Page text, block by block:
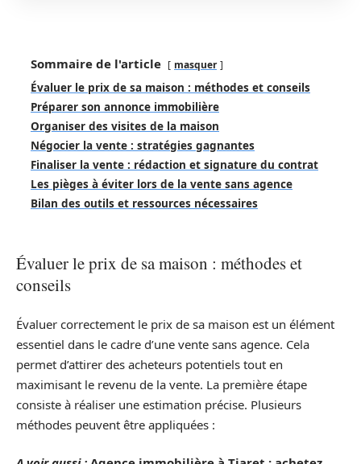
Sommaire de l'article masquer
Évaluer le prix de sa maison : méthodes et conseils
Préparer son annonce immobilière
Organiser des visites de la maison
Négocier la vente : stratégies gagnantes
Finaliser la vente : rédaction et signature du contrat
Les pièges à éviter lors de la vente sans agence
Bilan des outils et ressources nécessaires
Évaluer le prix de sa maison : méthodes et
conseils
Évaluer correctement le prix de sa maison est un élément
essentiel dans le cadre d’une vente sans agence. Cela
permet d’attirer des acheteurs potentiels tout en
maximisant le revenu de la vente. La première étape
consiste à réaliser une estimation précise. Plusieurs
méthodes peuvent être appliquées :